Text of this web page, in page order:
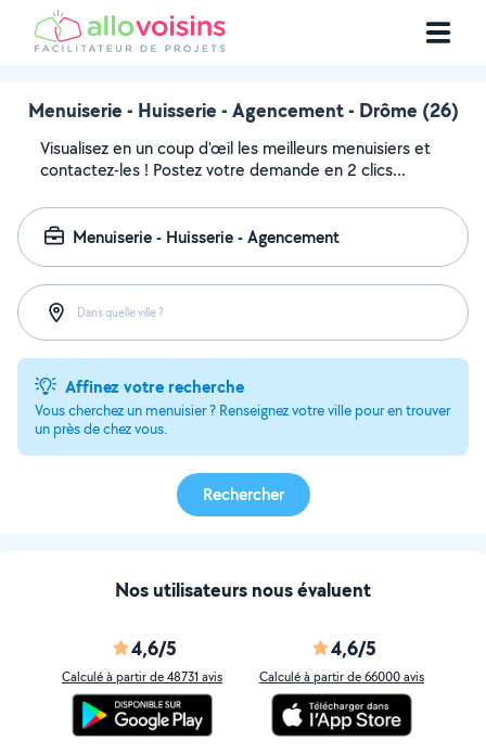
Menuiserie - Huisserie - Agencement - Drôme (26)
Visualisez en un coup d'œil les meilleurs menuisiers et
contactez-les ! Postez votre demande en 2 clics...
Menuiserie - Huisserie - Agencement
Dans quelle ville ?
Affinez votre recherche
Vous cherchez un menuisier ? Renseignez votre ville pour en trouver
un près de chez vous.
Rechercher
Nos utilisateurs nous évaluent
4,6/5
Calculé à partir de 48731 avis
4,6/5
Calculé à partir de 66000 avis